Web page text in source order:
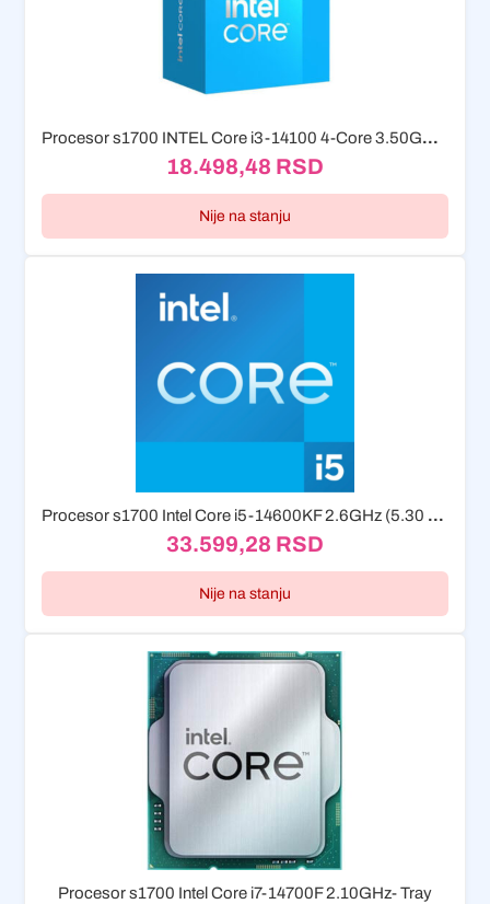
Procesor s1700 INTEL Core i3-14100 4-Core 3.50GHz (4.70GHz) Box
18.498,48 RSD
Nije na stanju
Procesor s1700 Intel Core i5-14600KF 2.6GHz (5.30 GHz) Tray
33.599,28 RSD
Nije na stanju
Procesor s1700 Intel Core i7-14700F 2.10GHz- Tray